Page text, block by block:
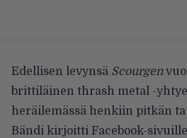
Edellisen levynsä Scourgen
brittiläinen thrash metal -yhtye
heräilemässä henkiin pitkän
Bändi kirjoitti Facebook-